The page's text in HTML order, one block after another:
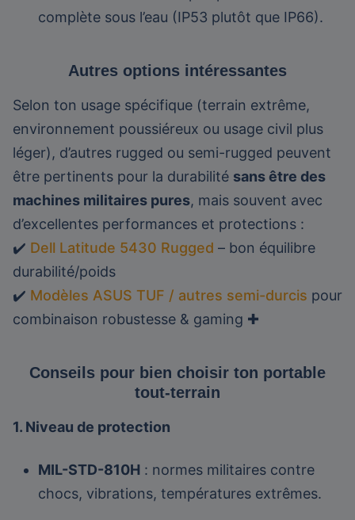
complète sous l’eau (IP53 plutôt que IP66).
Autres options intéressantes
Selon ton usage spécifique (terrain extrême,
environnement poussiéreux ou usage civil plus
léger), d’autres rugged ou semi-rugged peuvent
être pertinents pour la durabilité sans être des
machines militaires pures, mais souvent avec
d’excellentes performances et protections :
✔️ Dell Latitude 5430 Rugged – bon équilibre
durabilité/poids
✔️ Modèles ASUS TUF / autres semi-durcis pour
combinaison robustesse & gaming ✚
Conseils pour bien choisir ton portable
tout-terrain
1. Niveau de protection
MIL-STD-810H : normes militaires contre
chocs, vibrations, températures extrêmes.